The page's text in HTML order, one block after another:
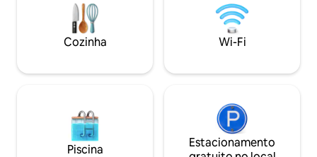
explorar todo o Chiriquí. Possui 4
quartos, 3 banheiros completos, um
jardim, ar condicionado e tudo o que
você precisa para uma estadia
Cozinha Wi-Fi
Piscina
Estacionamento